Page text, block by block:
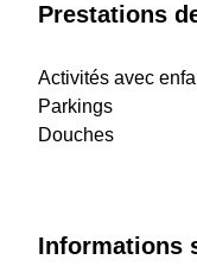
Prestations
Activités avec
Parkings
Douches
Informations